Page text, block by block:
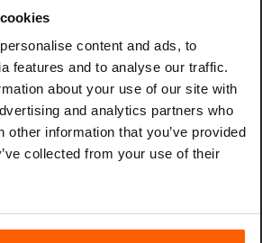
content and ads, to
features and to analyse our traffic.
about your use of our site with
and analytics partners who
other information that you’ve provided
collected from your use of their
Note 11 Pro 5G